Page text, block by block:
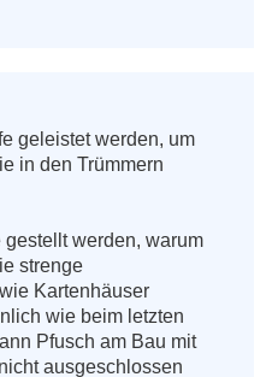
geleistet werden, um
in den Trümmern
werden, warum
strenge
Kartenhäuser
wie beim letzten
Pfusch am Bau mit
ausgeschlossen